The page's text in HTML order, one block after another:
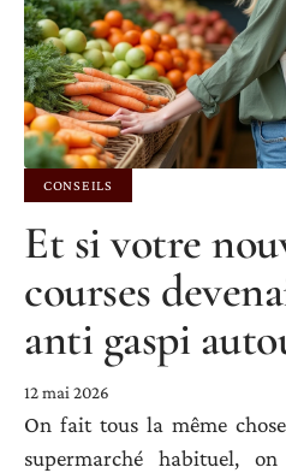
CONSEILS
Et si votre
courses
anti gaspi
12 mai 2026
On fait tous la même
supermarché habituel,